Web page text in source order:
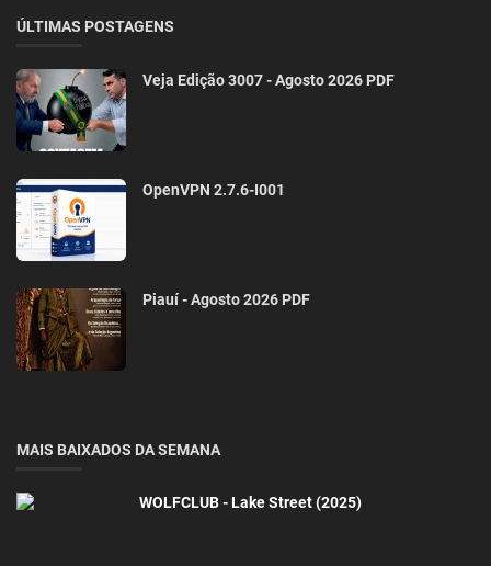
ÚLTIMAS POSTAGENS
Veja Edição 3007 - Agosto 2026 PDF
OpenVPN 2.7.6-I001
Piauí - Agosto 2026 PDF
MAIS BAIXADOS DA SEMANA
WOLFCLUB - Lake Street (2025)